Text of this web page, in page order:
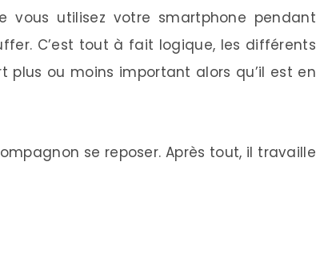
vous utilisez votre smartphone pendant
C’est tout à fait logique, les différents
ou moins important alors qu’il est en
se reposer. Après tout, il travaille